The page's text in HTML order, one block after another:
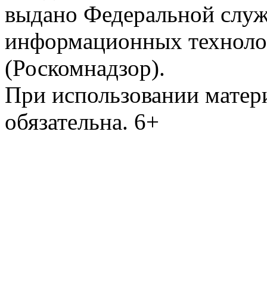
выдано Федеральной
информационных
(Роскомнадзор).
При использовании
обязательна. 6+